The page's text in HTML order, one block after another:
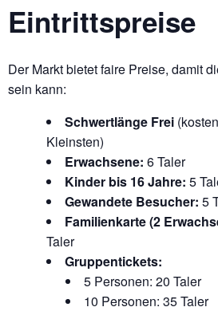
Eintrittspreise
Der Markt bietet faire Preise, damit
sein kann:
Schwertlänge Frei
Kleinsten)
Erwachsene: 6 Taler
Kinder bis 16 Jahre: 5
Gewandete Besucher: 5
Familienkarte (2
Taler
Gruppentickets:
5 Personen: 20 Taler
10 Personen: 35 Taler